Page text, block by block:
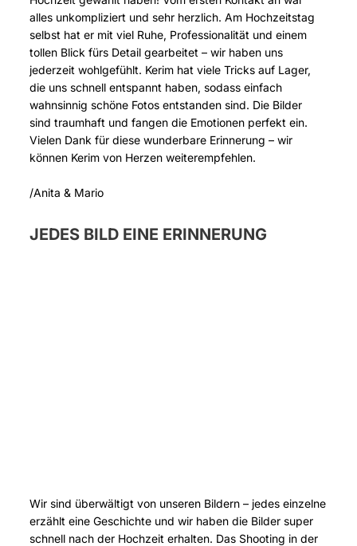
alles unkompliziert und sehr herzlich. Am Hochzeitstag
selbst hat er mit viel Ruhe, Professionalität und einem
tollen Blick fürs Detail gearbeitet – wir haben uns
jederzeit wohlgefühlt. Kerim hat viele Tricks auf Lager,
die uns schnell entspannt haben, sodass einfach
wahnsinnig schöne Fotos entstanden sind. Die Bilder
sind traumhaft und fangen die Emotionen perfekt ein.
Vielen Dank für diese wunderbare Erinnerung – wir
können Kerim von Herzen weiterempfehlen.
/Anita & Mario
JEDES BILD EINE ERINNERUNG
Wir sind überwältigt von unseren Bildern – jedes einzelne
erzählt eine Geschichte und wir haben die Bilder super
schnell nach der Hochzeit erhalten. Das Shooting in der